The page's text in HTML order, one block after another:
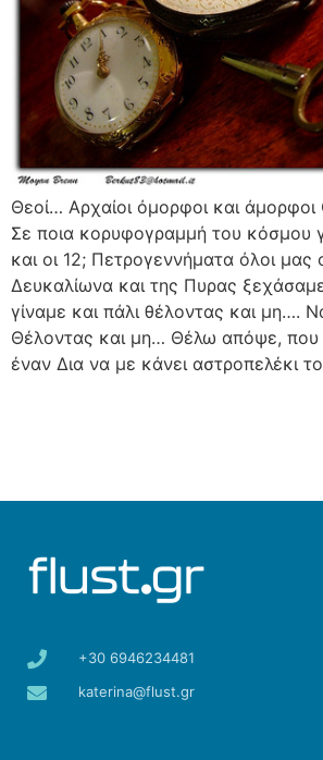
Θεοί… Αρχαίοι όμορφοι και
Σε ποια κορυφογραμμή του κόσμου
και οι 12; Πετρογεννήματα όλοι μας
Δευκαλίωνα και της Πυρας
γίναμε και πάλι θέλοντας και μη….
Θέλοντας και μη… Θέλω απόψε, που
έναν Δια να με κάνει αστροπελέκι
+30 6946234481
katerina@flust.gr